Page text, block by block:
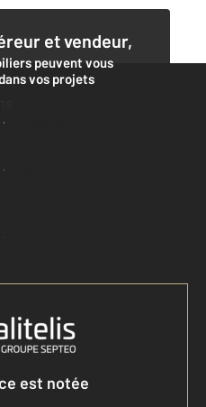
et vendeur,
peuvent vous
vos projets
l'agence
estimation
mon compte
est notée